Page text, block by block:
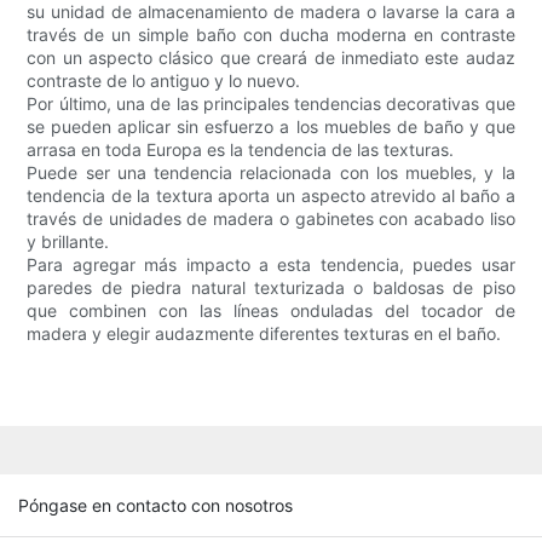
su unidad de almacenamiento de madera o lavarse la cara a
través de un simple baño con ducha moderna en contraste
con un aspecto clásico que creará de inmediato este audaz
contraste de lo antiguo y lo nuevo.
Por último, una de las principales tendencias decorativas que
se pueden aplicar sin esfuerzo a los muebles de baño y que
arrasa en toda Europa es la tendencia de las texturas.
Puede ser una tendencia relacionada con los muebles, y la
tendencia de la textura aporta un aspecto atrevido al baño a
través de unidades de madera o gabinetes con acabado liso
y brillante.
Para agregar más impacto a esta tendencia, puedes usar
paredes de piedra natural texturizada o baldosas de piso
que combinen con las líneas onduladas del tocador de
madera y elegir audazmente diferentes texturas en el baño.
Póngase en contacto con nosotros